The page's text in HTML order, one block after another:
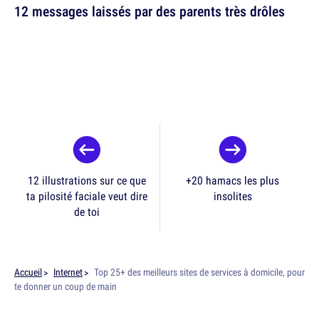
12 messages laissés par des parents très drôles
12 illustrations sur ce que
ta pilosité faciale veut dire
de toi
+20 hamacs les plus
insolites
Accueil Internet
Top 25+ des meilleurs sites de services à domicile, pour
te donner un coup de main